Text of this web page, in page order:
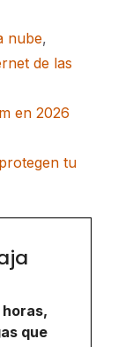
nube,
de las
en 2026
tu
horas,
que